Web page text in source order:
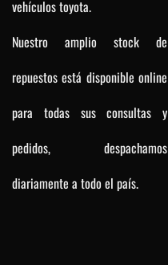
vehículos toyota.
Nuestro amplio stock de
repuestos está disponible online
para todas sus consultas y
pedidos, despachamos
diariamente a todo el país.